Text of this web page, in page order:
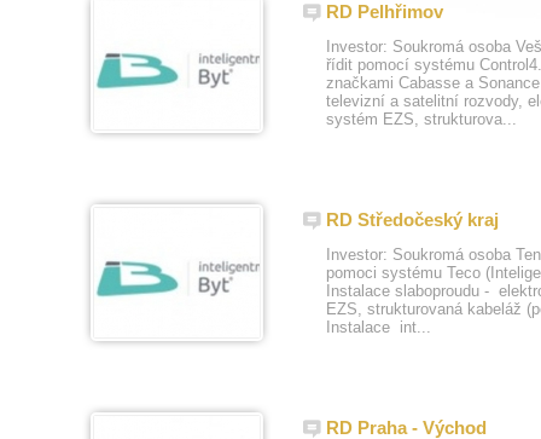
RD Pelhřimov
Investor: Soukromá osoba
řídit pomocí systému
značkami Cabasse a
televizní a satelitní rozvody,
systém EZS, strukturova...
RD Středočeský kraj
Investor: Soukromá osoba
pomoci systému Teco
Instalace slaboproudu -
EZS, strukturovaná kabeláž
Instalace int...
RD Praha - Východ